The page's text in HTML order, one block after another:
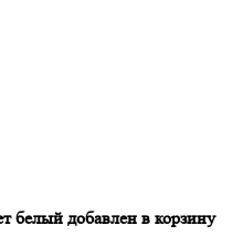
белый добавлен в корзину